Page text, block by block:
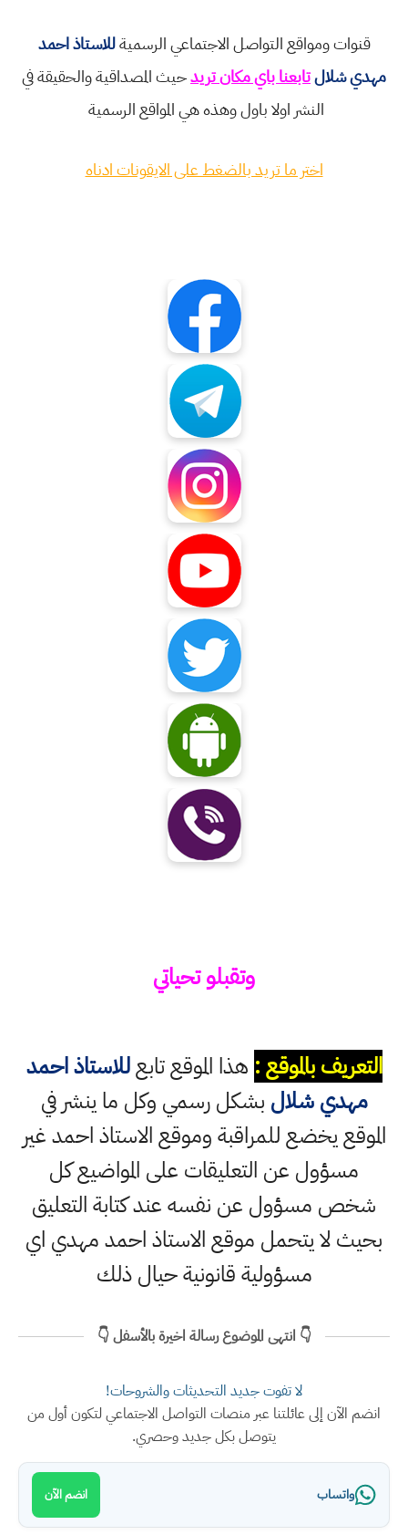
قنوات ومواقع التواصل الاجتماعي الرسميةللاستاذ احمد
مهدي شلالتابعنا باي مكان تريدحيث المصداقية والحقيقة في
النشر اولا باول وهذه هي المواقع الرسمية
اختر ما تريد بالضغط على الايقونات ادناه
وتقبلو تحياتي
التعريف بالموقع : هذا الموقع تابعللاستاذ احمد
مهدي شلال بشكل رسمي وكل ما ينشر في
الموقع يخضع للمراقبة وموقع الاستاذ احمد غير
مسؤول عن التعليقات على المواضيع كل
شخص مسؤول عن نفسه عند كتابة التعليق
بحيث لا يتحمل موقع الاستاذ احمد مهدي اي
مسؤولية قانونية حيال ذلك
👇 انتهى الموضوع رسالة اخيرة بالأسفل 👇
لا تفوت جديد التحديثات والشروحات!
انضم الآن إلى عائلتنا عبر منصات التواصل الاجتماعي لتكون أول من
يتوصل بكل جديد وحصري.
واتساب انضم الآن